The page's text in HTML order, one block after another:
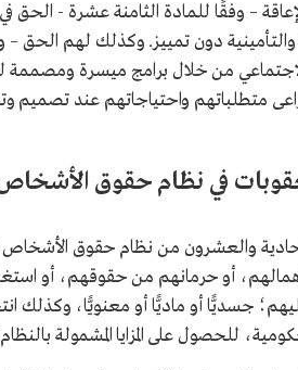
– وفقًا للمادة الثامنة عشرة -
والتأمينية دون تمييز. وكذلك لهم
من خلال برامج ميسرة
متطلباتهم واحتياجاتهم عند تصميم
في نظام حقوق
والعشرون من نظام حقوق
أو حرمانهم من حقوقهم، أو
جسديًّا أو ماديًّا أو معنويًّا،
للحصول على المزايا المشمولة